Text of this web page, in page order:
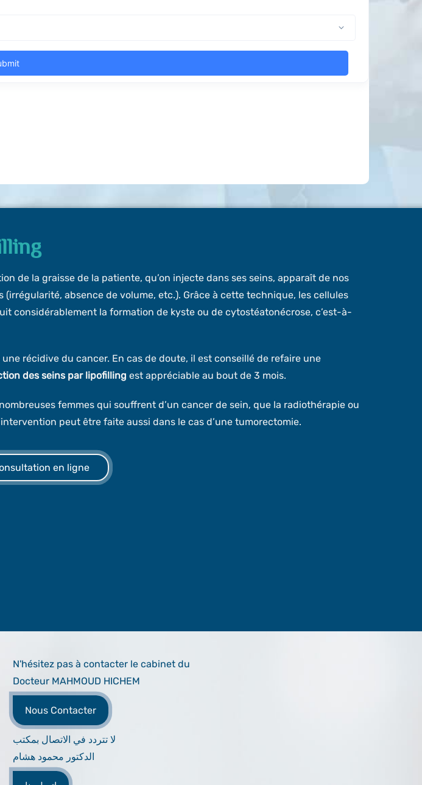
de la graisse de la patiente, qu’on injecte dans ses seins, apparaît de nos
absence de volume, etc.). Grâce à cette technique, les cellules
considérablement la formation de kyste ou de cytostéatonécrose, c’est-à-
récidive du cancer. En cas de doute, il est conseillé de refaire une
des seins par lipofilling est appréciable au bout de 3 mois.
femmes qui souffrent d’un cancer de sein, que la radiothérapie ou
peut être faite aussi dans le cas d’une tumorectomie.
en ligne
N'hésitez pas à contacter le cabinet du
Docteur MAHMOUD HICHEM
Nous Contacter
لا تتردد في الاتصال بمكتب
الدكتور محمود هشام